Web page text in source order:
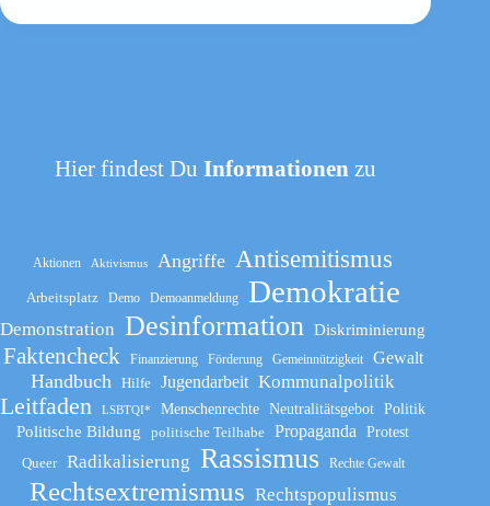
Hier findest DuInformationenzu
Aktionen Aktivismus Angriffe Antisemitismus
Arbeitsplatz Demo Demoanmeldung Demokratie
Demonstration Desinformation Diskriminierung
Faktencheck Finanzierung Förderung Gemeinnützigkeit Gewalt
Handbuch Hilfe Jugendarbeit Kommunalpolitik
Leitfaden LSBTQI* Menschenrechte Neutralitätsgebot Politik
Politische Bildung politische Teilhabe Propaganda
Protest
Queer
Radikalisierung Rassismus Rechte Gewalt
Rechtsextremismus Rechtspopulismus